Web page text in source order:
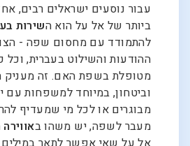
עבור נוסעים ישראלים רבים,
ביותר של אל על הוא השירות
להתמודד עם מחסום שפה -
ההודעות והשילוט בעברית, וכל
מטופלת בשפת האם. זה מעניק
וביטחון, במיוחד למשפחות עם
מבוגרים או לכל מי שמעדיף
מעבר לשפה, יש משהו ב